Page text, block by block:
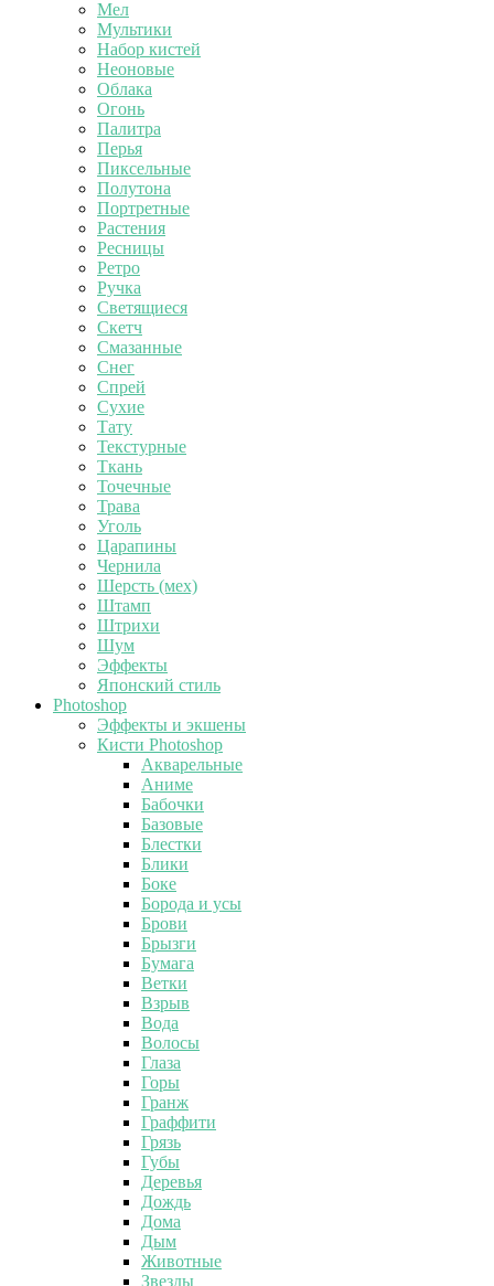
Мел
Мультики
Набор кистей
Неоновые
Облака
Огонь
Палитра
Перья
Пиксельные
Полутона
Портретные
Растения
Ресницы
Ретро
Ручка
Светящиеся
Скетч
Смазанные
Снег
Спрей
Сухие
Тату
Текстурные
Ткань
Точечные
Трава
Уголь
Царапины
Чернила
Шерсть (мех)
Штамп
Штрихи
Шум
Эффекты
Японский стиль
Photoshop
Эффекты и экшены
Кисти Photoshop
Акварельные
Аниме
Бабочки
Базовые
Блестки
Блики
Боке
Борода и усы
Брови
Брызги
Бумага
Ветки
Взрыв
Вода
Волосы
Глаза
Горы
Гранж
Граффити
Грязь
Губы
Деревья
Дождь
Дома
Дым
Животные
Звезды